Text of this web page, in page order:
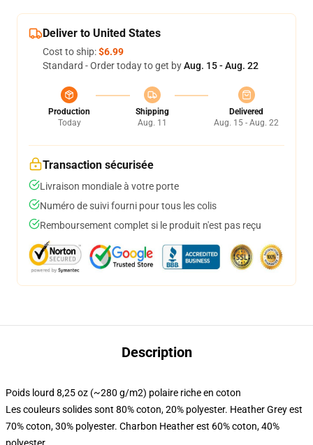
Deliver to United States
Cost to ship:$6.99
Standard - Order today to get byAug. 15 - Aug. 22
Production
Today
Shipping
Aug. 11
Delivered
Aug. 15 - Aug. 22
Transaction sécurisée
Livraison mondiale à votre porte
Numéro de suivi fourni pour tous les colis
Remboursement complet si le produit n'est pas reçu
Description
Poids lourd 8,25 oz (~280 g/m2) polaire riche en coton
Les couleurs solides sont 80% coton, 20% polyester. Heather Grey est
70% coton, 30% polyester. Charbon Heather est 60% coton, 40%